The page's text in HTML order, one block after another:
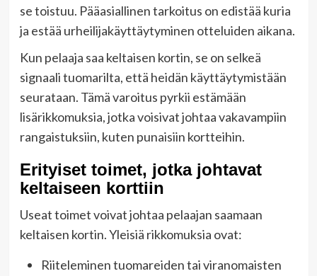
se toistuu. Pääasiallinen tarkoitus on edistää kuria
ja estää urheilijakäyttäytyminen otteluiden aikana.
Kun pelaaja saa keltaisen kortin, se on selkeä
signaali tuomarilta, että heidän käyttäytymistään
seurataan. Tämä varoitus pyrkii estämään
lisärikkomuksia, jotka voisivat johtaa vakavampiin
rangaistuksiin, kuten punaisiin kortteihin.
Erityiset toimet, jotka johtavat
keltaiseen korttiin
Useat toimet voivat johtaa pelaajan saamaan
keltaisen kortin. Yleisiä rikkomuksia ovat:
Riiteleminen tuomareiden tai viranomaisten